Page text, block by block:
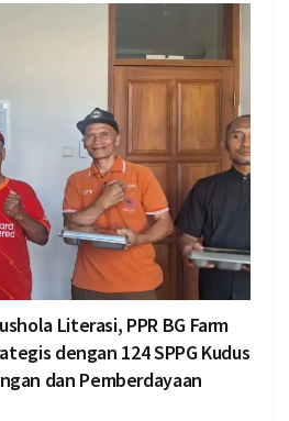
Literasi, PPR BG Farm
dengan 124 SPPG Kudus
dan Pemberdayaan